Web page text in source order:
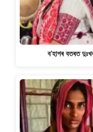
ব’হাগৰ বতৰত